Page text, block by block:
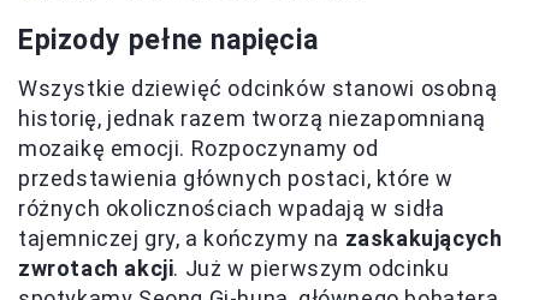
Epizody pełne napięcia
Wszystkie dziewięć odcinków stanowi osobną
historię, jednak razem tworzą niezapomnianą
mozaikę emocji. Rozpoczynamy od
przedstawienia głównych postaci, które w
różnych okolicznościach wpadają w sidła
tajemniczej gry, a kończymy na zaskakujących
zwrotach akcji. Już w pierwszym odcinku